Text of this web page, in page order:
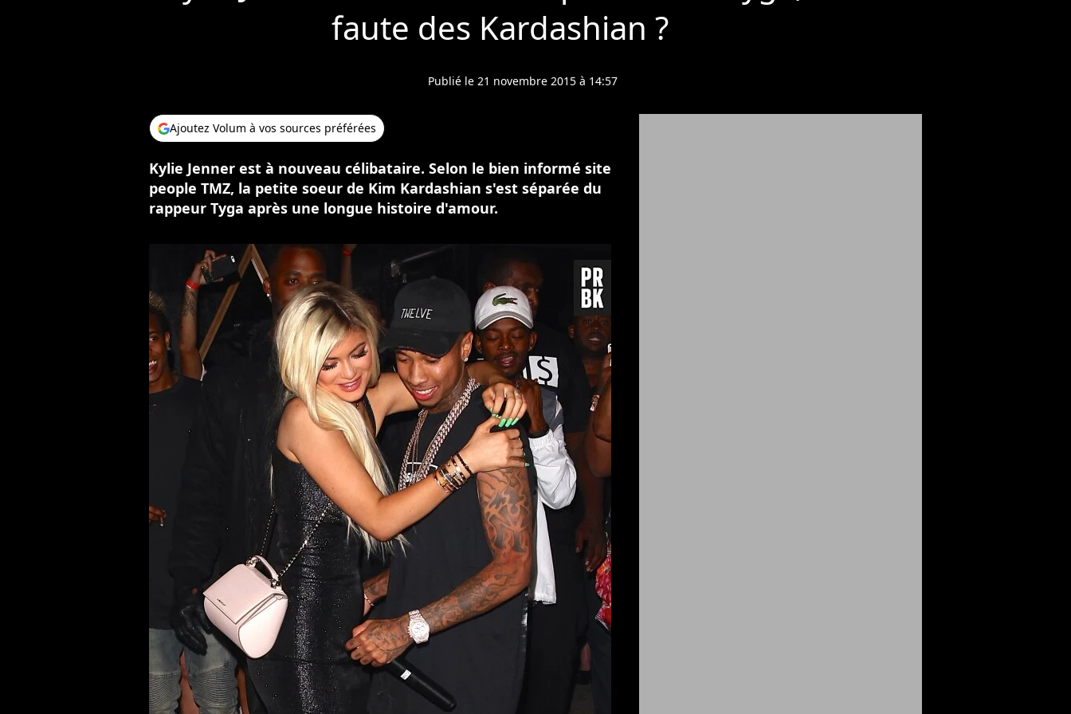
faute des Kardashian ?
Publié le 21 novembre 2015 à 14:57
Ajoutez Volum à vos sources préférées
Kylie Jenner est à nouveau célibataire. Selon le bien informé site
people TMZ, la petite soeur de Kim Kardashian s'est séparée du
rappeur Tyga après une longue histoire d'amour.